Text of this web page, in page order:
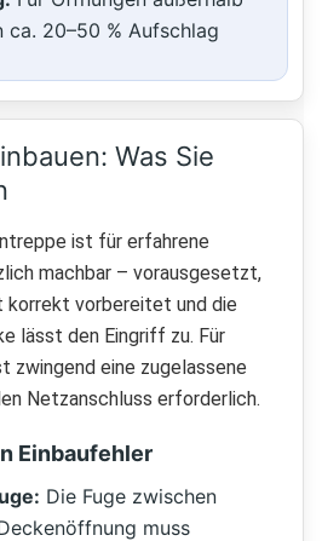
20–50 % Aufschlag
Was Sie
ist für erfahrene
machbar – vorausgesetzt,
vorbereitet und die
lässt den Eingriff zu. Für
zwingend eine zugelassene
Netzanschluss erforderlich.
Einbaufehler
Die Fuge zwischen
muss